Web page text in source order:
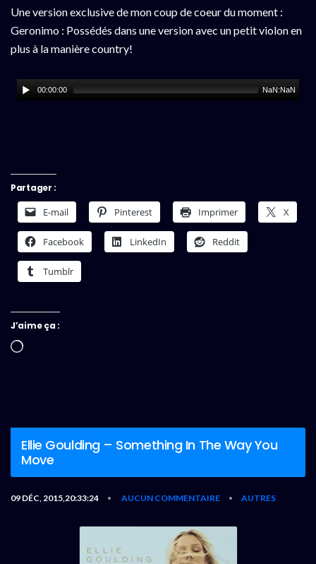
Une version exclusive de mon coup de coeur du moment :
Geronimo : Possédés dans une version avec un petit violon en
plus à la manière country!
00:00:00 NaN:NaN
Partager :
E-mail Pinterest Imprimer X
Facebook LinkedIn Reddit
Tumblr
J’aime ça :
Chargement…
Ellie Goulding – Something In The Way You
Move
09 DÉC, 2015,20:33:24 • AUCUN COMMENTAIRE • AUTRES